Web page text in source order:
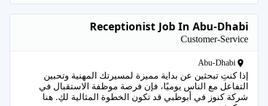
Receptionist Job In Abu-Dhabi
Customer-Service
Abu-Dhabi
إذا كنتِ تبحثين عن بداية مميزة لمسيرتك المهنية وتحبين
التفاعل مع الناس يوميًا، فإن فرصة موظفة الاستقبال في
شركة كنوز في أبوظبي قد تكون الخطوة المثالية لكِ. هنا